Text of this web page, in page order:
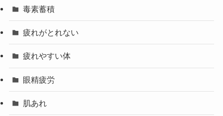
毒素蓄積
疲れがとれない
疲れやすい体
眼精疲労
肌あれ